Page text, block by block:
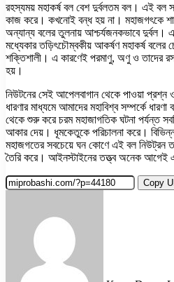
রহস্যময় মহাকর্ষ বল বেশ দুর্বলতম বল। এই বল
কাজ করে। কখনোই বন্ধ হয় না। মহাজগৎকে
অন্যান্য বলের তুলনায় আশ্চর্যজনকভাবে দুর্বল।
মধ্যেকার তড়িৎচৌম্বকীয় আকর্ষণ মহাকর্ষ বলের
শক্তিশালী। এ কারণেই পরমাণু, অণু ও তাদের
হয়।
নিউটনের সেই আপেলবাগান থেকে পাওয়া
ধারণার মাধ্যমে আমাদের মহাবিশ্ব সম্পর্কে
থেকে শুরু করে চরম মহাজাগতিক ঘটনা পর্যন্ত
আকার দেয়। ধূমকেতুকে পরিচালনা করে। বিভিন্ন
মহাজগতের সবচেয়ে ঘন কোণে এই বল নিউট্রন
তৈরি করে। আইনস্টাইনের তত্ত্ব অনেক আগেই
Copy